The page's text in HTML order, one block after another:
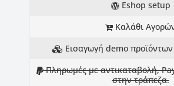
Eshop setup
Καλάθι
Εισαγωγή demo
Πληρωμές με αντικαταβολή,
στην τράπεζα.